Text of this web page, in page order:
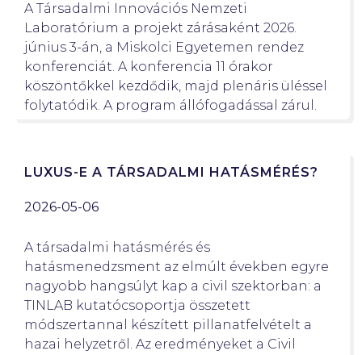
A Társadalmi Innovációs Nemzeti
Laboratórium a projekt zárásaként 2026.
június 3-án, a Miskolci Egyetemen rendez
konferenciát. A konferencia 11 órakor
köszöntőkkel kezdődik, majd plenáris üléssel
folytatódik. A program állófogadással zárul.
LUXUS-E A TÁRSADALMI HATÁSMÉRÉS?
2026-05-06
A társadalmi hatásmérés és
hatásmenedzsment az elmúlt években egyre
nagyobb hangsúlyt kap a civil szektorban: a
TINLAB kutatócsoportja összetett
módszertannal készített pillanatfelvételt a
hazai helyzetről. Az eredményeket a Civil